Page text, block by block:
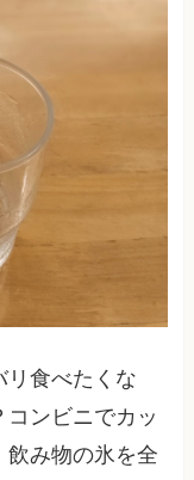
リ食べたくな
ンビニでカッ
飲み物の氷を全